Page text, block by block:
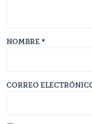
NOMBRE*
CORREO